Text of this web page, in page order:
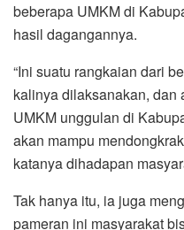
beberapa UMKM di
hasil dagangannya.
“Ini suatu rangkaian dari
kalinya dilaksanakan,
UMKM unggulan di
akan mampu
katanya dihadapan
Tak hanya itu, ia juga
pameran ini masyarakat